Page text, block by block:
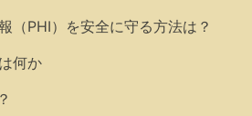
（PHI）を安全に守る方法は？
何か